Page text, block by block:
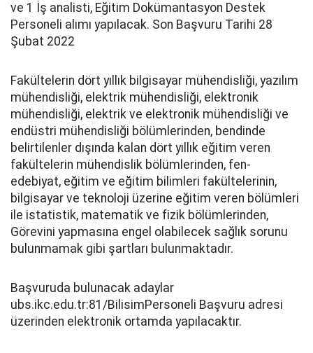
ve 1 İş analisti, Eğitim Dokümantasyon Destek
Personeli alımı yapılacak. Son Başvuru Tarihi 28
Şubat 2022
Fakültelerin dört yıllık bilgisayar mühendisliği, yazılım
mühendisliği, elektrik mühendisliği, elektronik
mühendisliği, elektrik ve elektronik mühendisliği ve
endüstri mühendisliği bölümlerinden, bendinde
belirtilenler dışında kalan dört yıllık eğitim veren
fakültelerin mühendislik bölümlerinden, fen-
edebiyat, eğitim ve eğitim bilimleri fakültelerinin,
bilgisayar ve teknoloji üzerine eğitim veren bölümleri
ile istatistik, matematik ve fizik bölümlerinden,
Görevini yapmasına engel olabilecek sağlık sorunu
bulunmamak gibi şartları bulunmaktadır.
Başvuruda bulunacak adaylar
ubs.ikc.edu.tr:81/BilisimPersoneli Başvuru adresi
üzerinden elektronik ortamda yapılacaktır.